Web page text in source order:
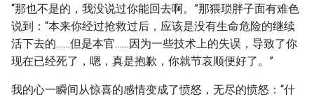
“那也不是的，我没说过你能回去啊。”那猥琐胖子面有难色
说到：“本来你经过抢救过后，应该是没有生命危险的继续
活下去的……但是本官……因为一些技术上的失误，导致了你
现在已经死了，嗯，真是抱歉，你就节哀顺便好了。”
我的心一瞬间从惊喜的感情变成了愤怒，无尽的愤怒：“什